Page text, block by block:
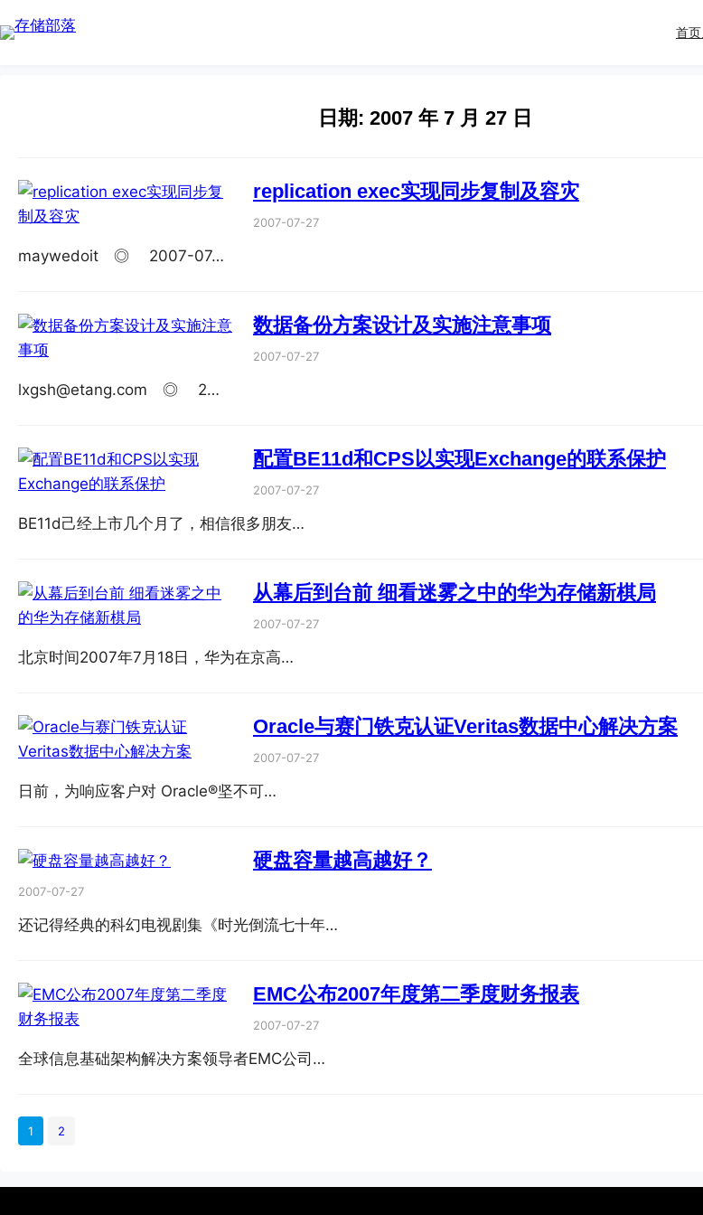
to
首页
日期: 2007 年 7 月 27 日
replication exec实现同步复制及容灾
2007-07-27
maywedoit ◎ 2007-07…
数据备份方案设计及实施注意事项
2007-07-27
lxgsh@etang.com ◎ 2…
配置BE11d和CPS以实现Exchange的联系保护
2007-07-27
BE11d己经上市几个月了，相信很多朋友…
从幕后到台前 细看迷雾之中的华为存储新棋局
2007-07-27
北京时间2007年7月18日，华为在京高…
Oracle与赛门铁克认证Veritas数据中心解决方案
2007-07-27
日前，为响应客户对 Oracle®坚不可…
硬盘容量越高越好？
2007-07-27
还记得经典的科幻电视剧集《时光倒流七十年…
EMC公布2007年度第二季度财务报表
2007-07-27
全球信息基础架构解决方案领导者EMC公司…
1 2